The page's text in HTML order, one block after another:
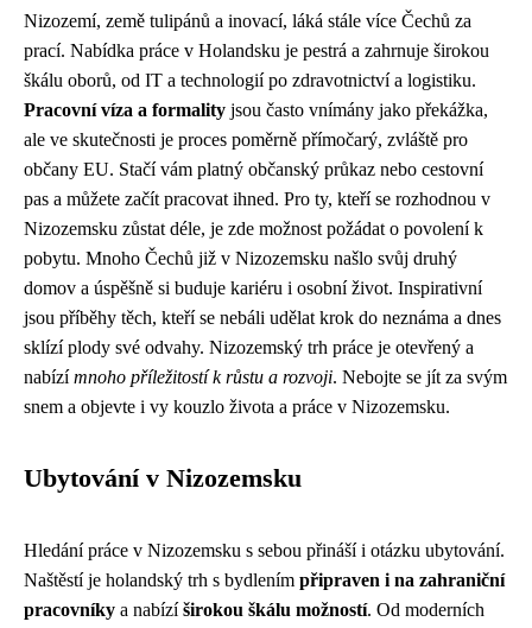
Nizozemí, země tulipánů a inovací, láká stále více Čechů za
prací. Nabídka práce v Holandsku je pestrá a zahrnuje širokou
škálu oborů, od IT a technologií po zdravotnictví a logistiku.
Pracovní víza a formality jsou často vnímány jako překážka,
ale ve skutečnosti je proces poměrně přímočarý, zvláště pro
občany EU. Stačí vám platný občanský průkaz nebo cestovní
pas a můžete začít pracovat ihned. Pro ty, kteří se rozhodnou v
Nizozemsku zůstat déle, je zde možnost požádat o povolení k
pobytu. Mnoho Čechů již v Nizozemsku našlo svůj druhý
domov a úspěšně si buduje kariéru i osobní život. Inspirativní
jsou příběhy těch, kteří se nebáli udělat krok do neznáma a dnes
sklízí plody své odvahy. Nizozemský trh práce je otevřený a
nabízímnoho příležitostí k růstu a rozvoji. Nebojte se jít za svým
snem a objevte i vy kouzlo života a práce v Nizozemsku.
Ubytování v Nizozemsku
Hledání práce v Nizozemsku s sebou přináší i otázku ubytování.
Naštěstí je holandský trh s bydlením připraven i na zahraniční
pracovníky a nabízíširokou škálu možností. Od moderních